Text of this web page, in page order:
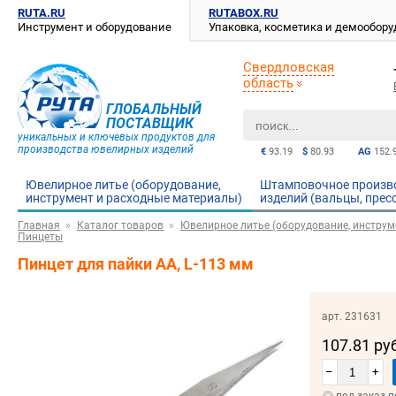
RUTA.RU
Инструмент и оборудование
RUTABOX.RU
Упаковка, косметика и
ГЛОБАЛЬНЫЙ
ПОСТАВЩИК
уникальных и ключевых продуктов для
производства ювелирных изделий
AG
€ 93.19 $ 80.93
Свердловская
область
Ювелирное литье (оборудование,
инструмент и расходные материалы)
Штамповочное
изделий (вальцы,
Главная Каталог товаров
Ювелирное литье (оборудование,
Пинцеты
Пинцет для пайки АА, L-113 мм
арт. 231631
107.81
– +